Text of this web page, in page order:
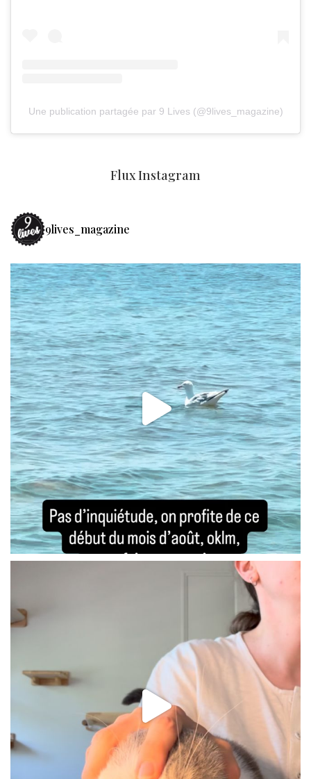
Une publication partagée par 9 Lives (@9lives_magazine)
Flux Instagram
9lives_magazine